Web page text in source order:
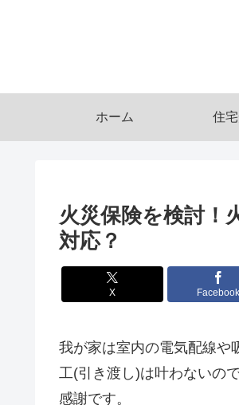
ホーム 住
火災保険を検討！
対応？
X Facebook
我が家は室内の電気配線や
工(引き渡し)は叶わないの
感謝です。